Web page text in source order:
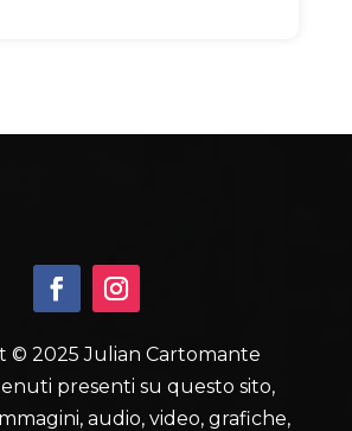
© 2025 Julian Cartomante
presenti su questo sito,
audio, video, grafiche,